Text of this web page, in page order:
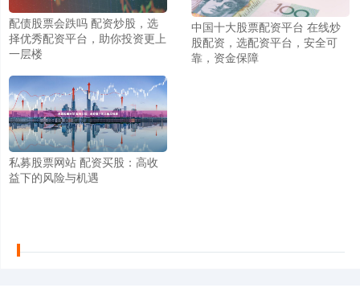
配债股票会跌吗 配资炒股，选
择优秀配资平台，助你投资更上
一层楼
中国十大股票配资平台 在线炒
股配资，选配资平台，安全可
靠，资金保障
私募股票网站 配资买股：高收
益下的风险与机遇